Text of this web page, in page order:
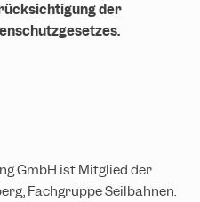
der
GmbH ist Mitglied der
Fachgruppe Seilbahnen.